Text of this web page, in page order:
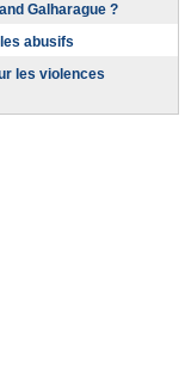
Galharague ?
abusifs
les violences